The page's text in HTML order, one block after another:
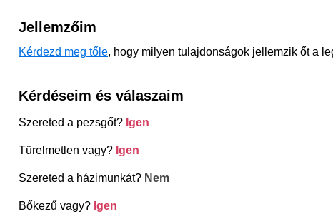
Jellemzőim
Kérdezd meg tőle, hogy milyen tulajdonságok jellemzik őt a
Kérdéseim és válaszaim
Szereted a pezsgőt? Igen
Türelmetlen vagy? Igen
Szereted a házimunkát? Nem
Bőkezű vagy? Igen